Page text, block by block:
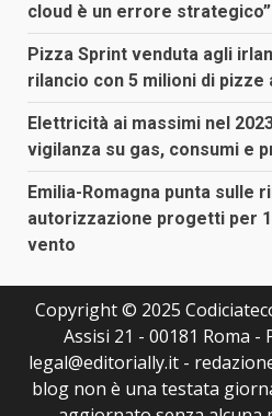
cloud è un errore strategico”
Pizza Sprint venduta agli
rilancio con 5 milioni di pizze
Elettricità ai massimi nel
vigilanza su gas, consumi e
Emilia-Romagna punta sulle
autorizzazione progetti per
vento
Copyright © 2025
Assisi 21 - 00181 Roma -
legal@editorially.it -
blog non è una testata